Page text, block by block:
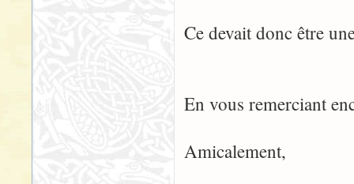
Ce devait donc être
En vous remerciant
Amicalement,